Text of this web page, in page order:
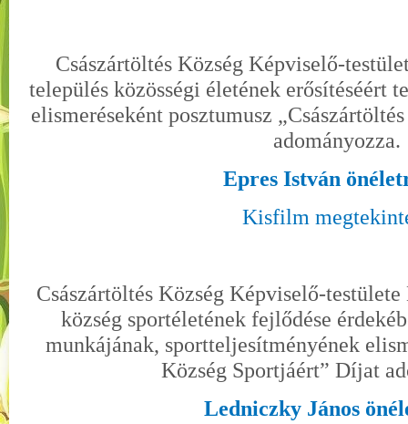
Császártöltés Község Képviselő-
település közösségi életének erősítéséért
elismeréseként posztumusz
adományozza.
Epres István
Kisfilm
Császártöltés Község Képviselő-
község sportéletének fejlődése
munkájának, sportteljesítményének
Község Sportjáért” Díjat
Ledniczky János